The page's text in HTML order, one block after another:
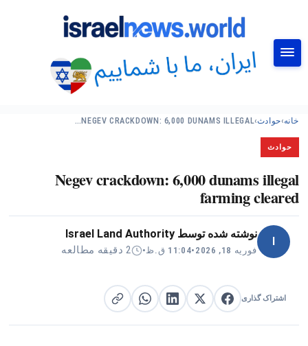
خانه›حوادث›
NEGEV CRACKDOWN: 6,000 DUNAMS ILLEGAL…
حوادث
Negev crackdown: 6,000 dunams illegal
farming cleared
نوشته شده توسط Israel Land Authority
فوریه 18, 2026 •11:04 ق.ظ • 2 دقیقه مطالعه
اشتراک گذاری اشتراک گذاری در فیس‌بوک
اشتراک گذاری در X
اشتراک گذاری در لینکدین
اشتراک گذاری در واتساپ
کپی لینک